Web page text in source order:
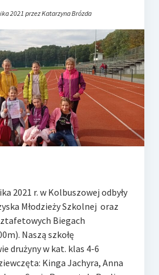
2021 przez Katarzyna Brózda
2021 r. w Kolbuszowej odbyły
Młodzieży Szkolnej oraz
Biegach
Naszą szkołę
drużyny w kat. klas 4-6
Kinga Jachyra, Anna